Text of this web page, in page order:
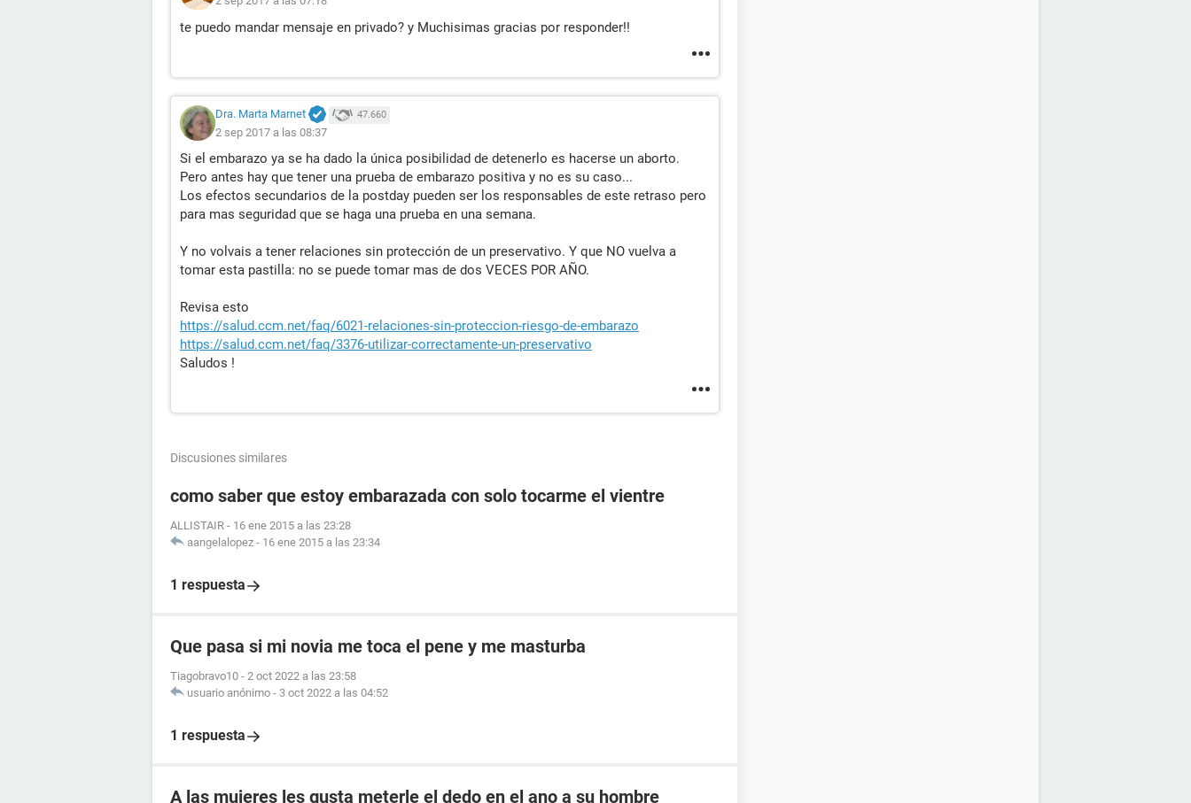
te puedo mandar mensaje en privado? y Muchisimas gracias por responder!!
Dra. Marta Marnet 47.660
2 sep 2017 a las 08:37
Si el embarazo ya se ha dado la única posibilidad de detenerlo es hacerse un aborto.
Pero antes hay que tener una prueba de embarazo positiva y no es su caso...
Los efectos secundarios de la postday pueden ser los responsables de este retraso pero
para mas seguridad que se haga una prueba en una semana.
Y no volvais a tener relaciones sin protección de un preservativo. Y que NO vuelva a
tomar esta pastilla: no se puede tomar mas de dos VECES POR AÑO.
Revisa esto
https://salud.ccm.net/faq/6021-relaciones-sin-proteccion-riesgo-de-embarazo
https://salud.ccm.net/faq/3376-utilizar-correctamente-un-preservativo
Saludos !
Discusiones similares
como saber que estoy embarazada con solo tocarme el vientre
ALLISTAIR - 16 ene 2015 a las 23:28
aangelalopez - 16 ene 2015 a las 23:34
1 respuesta
Que pasa si mi novia me toca el pene y me masturba
Tiagobravo10 - 2 oct 2022 a las 23:58
usuario anónimo - 3 oct 2022 a las 04:52
1 respuesta
A las mujeres les gusta meterle el dedo en el ano a su hombre